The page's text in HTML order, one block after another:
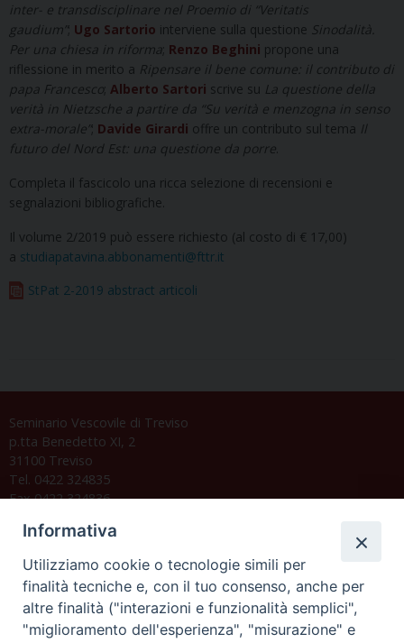
inter- e transdisciplinare nel Proemio di “Veritatis
gaudium”; Ugo Sartorio interviene sulla questione Sinodalità.
Per una chiesa in riforma; Renzo Beghini propone una
riflessione in merito a Ripensare il bene comune: il contributo di
papa Francesco; Alberto Sartori scrive su La questione della
verità in Nietzsche a partire da “Su verità e menzogna in senso
extra-morale”; Davide Girardi offre un contributo sul tema Il
futuro del Nord Est: una questione da porre.
Completa il fascicolo una ricca selezione di recensioni e
segnalazioni bibliografiche.
Il volume 2/2019 può essere richiesto (al costo di € 17,00)
a studiapatavina.abbonamenti@fttr.it
StPat 2-2019 abstract articoli
Seminario Vescovile di Treviso
p.tta Benedetto XI, 2
31100 Treviso
Tel. 0422 324835
Fax 0422 324836
C.F. 94004060268
Orario di segreteria
Informativa
Utilizziamo cookie o tecnologie simili per
finalità tecniche e, con il tuo consenso, anche per
altre finalità ("interazioni e funzionalità semplici",
"miglioramento dell'esperienza", "misurazione" e